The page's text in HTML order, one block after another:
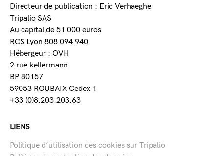
Directeur de publication : Eric Verhaeghe
Tripalio SAS
Au capital de 51 000 euros
RCS Lyon 808 094 940
Hébergeur : OVH
2 rue kellermann
BP 80157
59053 ROUBAIX Cedex 1
+33 (0)8.203.203.63
LIENS
Politique d’utilisation des cookies sur Tripalio